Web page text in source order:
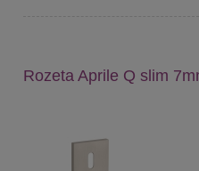
Rozeta Aprile Q slim